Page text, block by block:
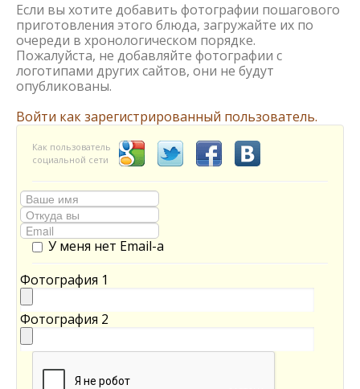
Если вы хотите добавить фотографии пошагового
приготовления этого блюда, загружайте их по
очереди в хронологическом порядке.
Пожалуйста, не добавляйте фотографии с
логотипами других сайтов, они не будут
опубликованы.
Войти как зарегистрированный пользователь.
Как пользователь
социальной сети
У меня нет Email-а
Фотография 1
Фотография 2